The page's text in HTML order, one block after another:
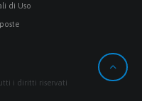
di Uso
i diritti riservati